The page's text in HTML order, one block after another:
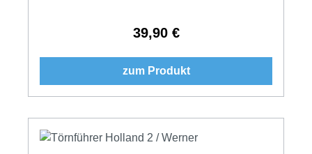
Regulärer Preis:
39,90 €
zum Produkt